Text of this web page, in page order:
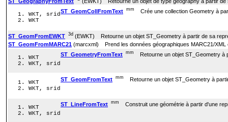
ST_GeomCollFromText mm Crée une collection Geometry à
WKT, srid
WKT
ST_GeomFromEWKT 3d (EWKT) Retourne un objet ST_Geometry à partir de sa
ST_GeomFromMARC21 (marcxml) Prend les données géographiques MARC21/XML
ST_GeometryFromText mm Retourne un objet ST_Geometry à
WKT
WKT, srid
ST_GeomFromText mm Retourne un objet ST_Geometry à
WKT
WKT, srid
ST_LineFromText mm Construit une géométrie à partir d'une
WKT
WKT, srid